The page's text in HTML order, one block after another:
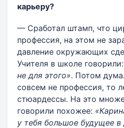
карьеру?
— Сработал штамп, что
профессия, на этом не
давление окружающих
Учителя в школе говорили:
не для этого». Потом
совсем не профессия, то
стюардессы. На это
говорили похожее:
у тебя большое будущее в